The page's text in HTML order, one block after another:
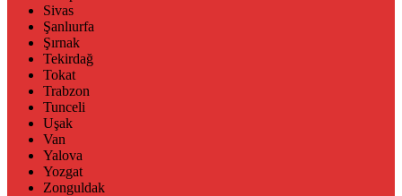
Sivas
Şanlıurfa
Şırnak
Tekirdağ
Tokat
Trabzon
Tunceli
Uşak
Van
Yalova
Yozgat
Zonguldak